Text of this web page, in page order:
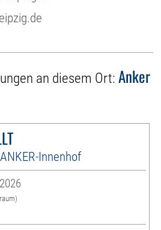
an diesem Ort:Anker
Innenhof